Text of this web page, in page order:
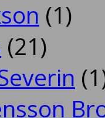
(1)
(21)